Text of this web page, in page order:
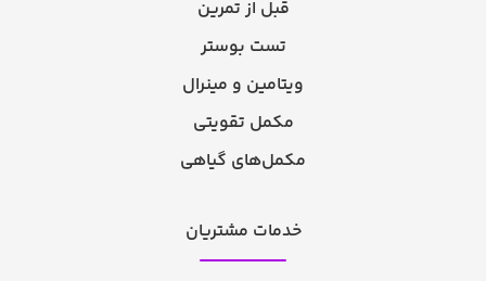
قبل از تمرین
تست بوستر
ویتامین و مینرال
مکمل تقویتی
مکمل‌های گیاهی
خدمات مشتریان